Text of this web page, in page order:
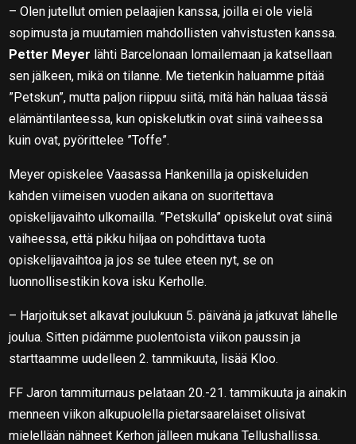
– Olen jutellut omien pelaajien kanssa, joilla ei ole vielä
sopimusta ja muutamien mahdollisten vahvistusten kanssa.
Petter Meyer lähti Barcelonaan lomailemaan ja katsellaan
sen jälkeen, mikä on tilanne. Me tietenkin haluamme pitää
”Petskun”, mutta paljon riippuu siitä, mitä hän haluaa tässä
elämäntilanteessa, kun opiskelutkin ovat siinä vaiheessa
kuin ovat, pyörittelee ”Toffe”.
Meyer opiskelee Vaasassa Hankenilla ja opiskeluiden
kahden viimeisen vuoden aikana on suoritettava
opiskelijavaihto ulkomailla. ”Petskulla” opiskelut ovat siinä
vaiheessa, että pikku hiljaa on pohdittava tuota
opiskelijavaihtoa ja jos se tulee eteen nyt, se on
luonnollisestikin kova isku Kerholle.
– Harjoitukset alkavat joulukuun 5. päivänä ja jatkuvat lähelle
joulua. Sitten pidämme puolentoista viikon paussin ja
starttaamme uudelleen 2. tammikuuta, lisää Kloo.
FF Jaron tammiturnaus pelataan 20.-21. tammikuuta ja ainakin
menneen viikon alkupuolella pietarsaarelaiset olisivat
mielellään nähneet Kerhon jälleen mukana Tellushallissa.